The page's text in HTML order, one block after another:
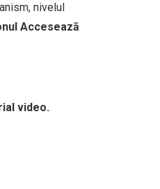
nivelul
Accesează
video.